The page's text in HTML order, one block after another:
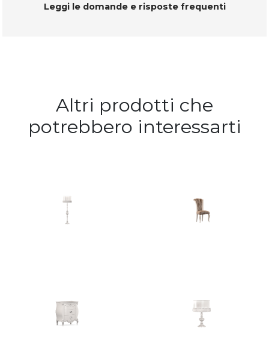
Leggi le domande e risposte frequenti
Altri prodotti che
potrebbero interessarti